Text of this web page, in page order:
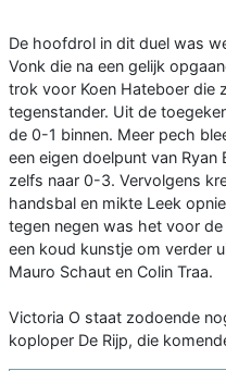
De hoofdrol in dit duel was
Vonk die na een gelijk
trok voor Koen Hateboer die
tegenstander. Uit de
de 0-1 binnen. Meer pech
een eigen doelpunt van
zelfs naar 0-3. Vervolgens
handsbal en mikte Leek
tegen negen was het voor
een koud kunstje om verder
Mauro Schaut en Colin Traa.
Victoria O staat zodoende
koploper De Rijp, die